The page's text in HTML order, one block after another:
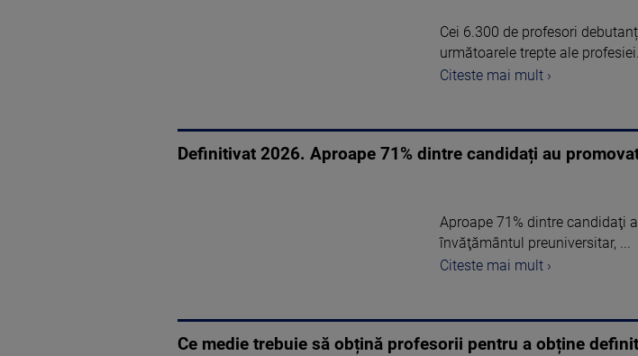
Cei 6.300 de profesori
următoarele trepte ale
Citeste mai mult ›
Definitivat 2026. Aproape 71% dintre candidați au
Aproape 71% dintre candidaţi
învăţământul preuniversitar, ...
Citeste mai mult ›
Ce medie trebuie să obțină profesorii pentru a obține